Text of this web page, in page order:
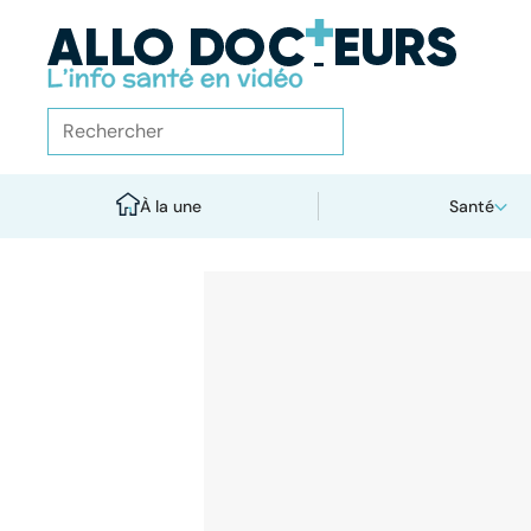
À la une Santé